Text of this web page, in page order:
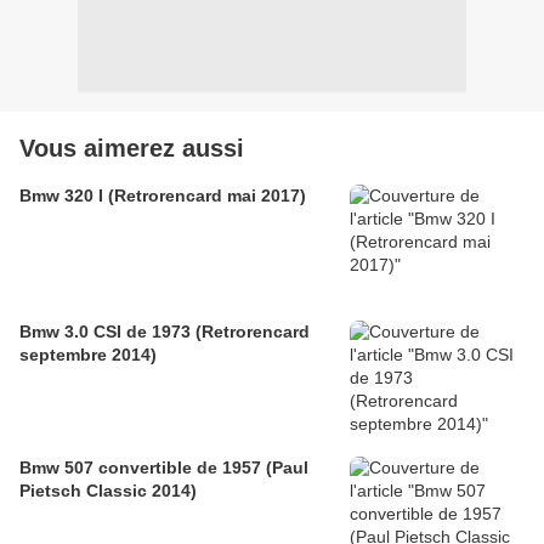
Vous aimerez aussi
Bmw 320 I (Retrorencard mai 2017)
Bmw 3.0 CSI de 1973 (Retrorencard
septembre 2014)
Bmw 507 convertible de 1957 (Paul
Pietsch Classic 2014)